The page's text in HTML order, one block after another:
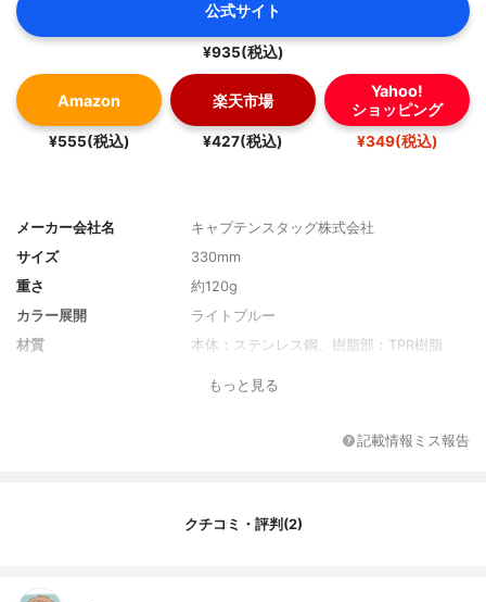
公式サイト
¥935(税込)
Amazon
¥555(税込)
楽天市場
¥427(税込)
Yahoo!
ショッピング
¥349(税込)
メーカー会社名
キャプテンスタッグ株式会社
サイズ
330mm
重さ
約120g
カラー展開
ライトブルー
材質
本体：ステンレス鋼、樹脂部：TPR樹脂
樹脂部：140℃
もっと見る
記載情報ミス報告
クチコミ・評判(2)